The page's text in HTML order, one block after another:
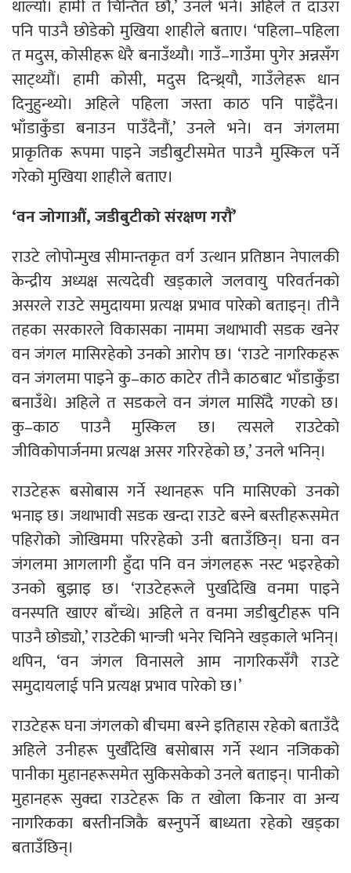
थाल्यो। हामी त चिन्तित छौं,’ उनले भने। अहिले त दाउरा
पनि पाउनै छोडेको मुखिया शाहीले बताए। ‘पहिला–पहिला
त मदुस, कोसीहरू धेरै बनाउँथ्यौ। गाउँ–गाउँमा पुगेर अन्नसँग
साट्थ्यौं। हामी कोसी, मदुस दिन्थ्र्यौ, गाउँलेहरू धान
दिनुहुन्थ्यो। अहिले पहिला जस्ता काठ पनि पाइँदैन।
भाँडाकुँडा बनाउन पाउँदैनौं,’ उनले भने। वन जंगलमा
प्राकृतिक रूपमा पाइने जडीबुटीसमेत पाउनै मुस्किल पर्ने
गरेको मुखिया शाहीले बताए।
‘वन जोगाऔं, जडीबुटीको संरक्षण गरौं’
राउटे लोपोन्मुख सीमान्तकृत वर्ग उत्थान प्रतिष्ठान नेपालकी
केन्द्रीय अध्यक्ष सत्यदेवी खड्काले जलवायु परिवर्तनको
असरले राउटे समुदायमा प्रत्यक्ष प्रभाव पारेको बताइन्। तीनै
तहका सरकारले विकासका नाममा जथाभावी सडक खनेर
वन जंगल मासिरहेको उनको आरोप छ। ‘राउटे नागरिकहरू
वन जंगलमा पाइने कु–काठ काटेर तीनै काठबाट भाँडाकुँडा
बनाउँथे। अहिले त सडकले वन जंगल मासिँदै गएको छ।
कु–काठ पाउनै मुस्किल छ। त्यसले राउटेको
जीविकोपार्जनमा प्रत्यक्ष असर गरिरहेको छ,’ उनले भनिन्।
राउटेहरू बसोबास गर्ने स्थानहरू पनि मासिएको उनको
भनाइ छ। जथाभावी सडक खन्दा राउटे बस्ने बस्तीहरूसमेत
पहिरोको जोखिममा परिरहेको उनी बताउँछिन्। घना वन
जंगलमा आगलागी हुँदा पनि वन जंगलहरू नस्ट भइरहेको
उनको बुझाइ छ। ‘राउटेहरूले पुर्खादेखि वनमा पाइने
वनस्पति खाएर बाँच्थे। अहिले त वनमा जडीबुटीहरू पनि
पाउनै छोड्यो,’ राउटेकी भान्जी भनेर चिनिने खड्काले भनिन्।
थपिन, ‘वन जंगल विनासले आम नागरिकसँगै राउटे
समुदायलाई पनि प्रत्यक्ष प्रभाव पारेको छ।’
राउटेहरू घना जंगलको बीचमा बस्ने इतिहास रहेको बताउँदै
अहिले उनीहरू पुर्खौंदेखि बसोबास गर्ने स्थान नजिकको
पानीका मुहानहरूसमेत सुकिसकेको उनले बताइन्। पानीको
मुहानहरू सुक्दा राउटेहरू कि त खोला किनार वा अन्य
नागरिकका बस्तीनजिकै बस्नुपर्ने बाध्यता रहेको खड्का
बताउँछिन्।